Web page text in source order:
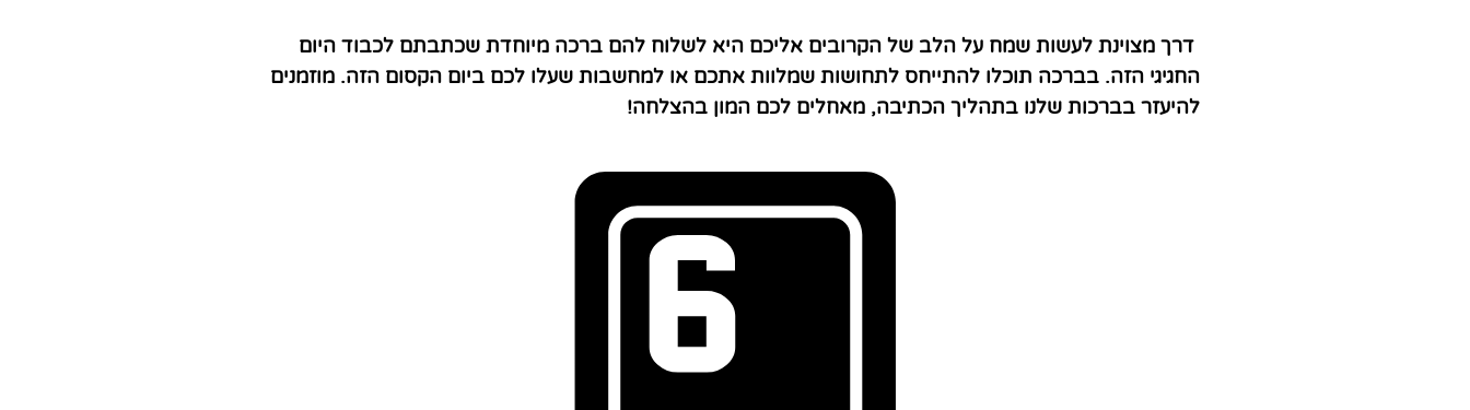
דרך מצוינת לעשות שמח על הלב של הקרובים אליכם היא לשלוח להם ברכה מיוחדת שכתבתם לכבוד היום
החגיגי הזה. בברכה תוכלו להתייחס לתחושות שמלוות אתכם או למחשבות שעלו לכם ביום הקסום הזה. מוזמנים
להיעזר בברכות שלנו בתהליך הכתיבה, מאחלים לכם המון בהצלחה!